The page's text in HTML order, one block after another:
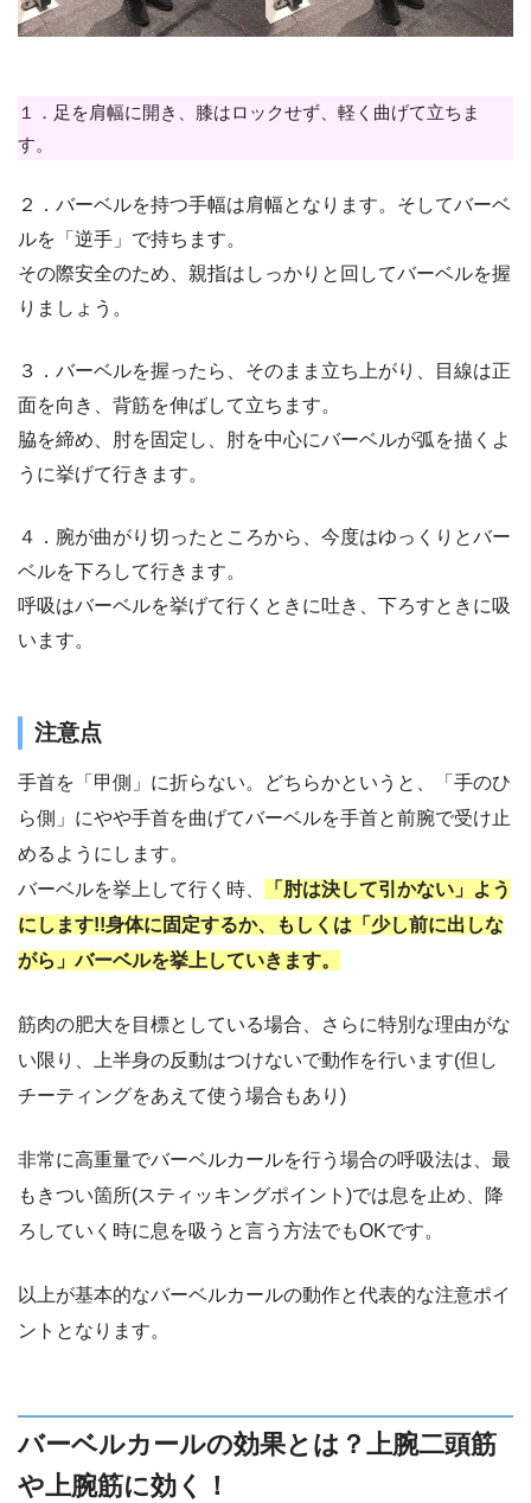
１．足を肩幅に開き、膝はロックせず、軽く曲げて立ちま
す。
２．バーベルを持つ手幅は肩幅となります。そしてバーベ
ルを「逆手」で持ちます。
その際安全のため、親指はしっかりと回してバーベルを握
りましょう。
３．バーベルを握ったら、そのまま立ち上がり、目線は正
面を向き、背筋を伸ばして立ちます。
脇を締め、肘を固定し、肘を中心にバーベルが弧を描くよ
うに挙げて行きます。
４．腕が曲がり切ったところから、今度はゆっくりとバー
ベルを下ろして行きます。
呼吸はバーベルを挙げて行くときに吐き、下ろすときに吸
います。
注意点
手首を「甲側」に折らない。どちらかというと、「手のひ
ら側」にやや手首を曲げてバーベルを手首と前腕で受け止
めるようにします。
バーベルを挙上して行く時、
「肘は決して引かない」よう
にします!!身体に固定するか、もしくは「少し前に出しな
がら」バーベルを挙上していきます。
筋肉の肥大を目標としている場合、さらに特別な理由がな
い限り、上半身の反動はつけないで動作を行います(但し
チーティングをあえて使う場合もあり)
非常に高重量でバーベルカールを行う場合の呼吸法は、最
もきつい箇所(スティッキングポイント)では息を止め、降
ろしていく時に息を吸うと言う方法でもOKです。
以上が基本的なバーベルカールの動作と代表的な注意ポイ
ントとなります。
バーベルカールの効果とは？上腕二頭筋
や上腕筋に効く！